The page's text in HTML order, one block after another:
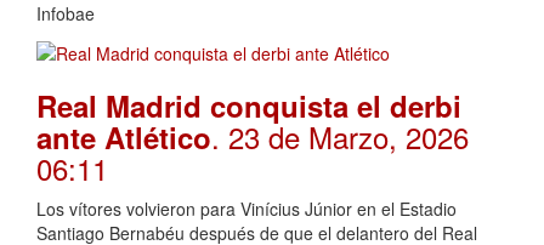
Infobae
Real Madrid conquista el derbi
ante Atlético. 23 de Marzo, 2026
06:11
Los vítores volvieron para Vinícius Júnior en el Estadio
Santiago Bernabéu después de que el delantero del Real